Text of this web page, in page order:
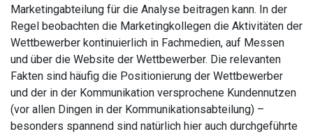
Marketingabteilung für die Analyse beitragen kann. In der
Regel beobachten die Marketingkollegen die Aktivitäten der
Wettbewerber kontinuierlich in Fachmedien, auf Messen
und über die Website der Wettbewerber. Die relevanten
Fakten sind häufig die Positionierung der Wettbewerber
und der in der Kommunikation versprochene Kundennutzen
(vor allen Dingen in der Kommunikationsabteilung) –
besonders spannend sind natürlich hier auch durchgeführte